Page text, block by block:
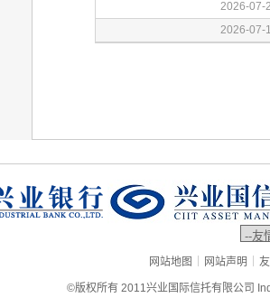
网站地图 | 网站声明 |
©版权所有 2011兴业国际信托有限公司